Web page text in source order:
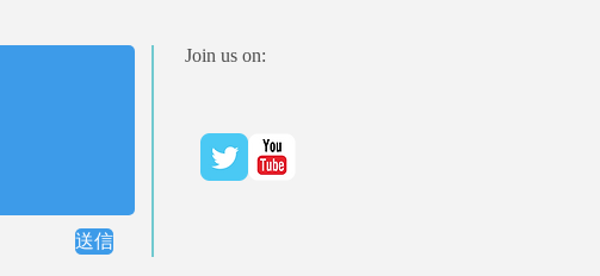
送信
Join us on: